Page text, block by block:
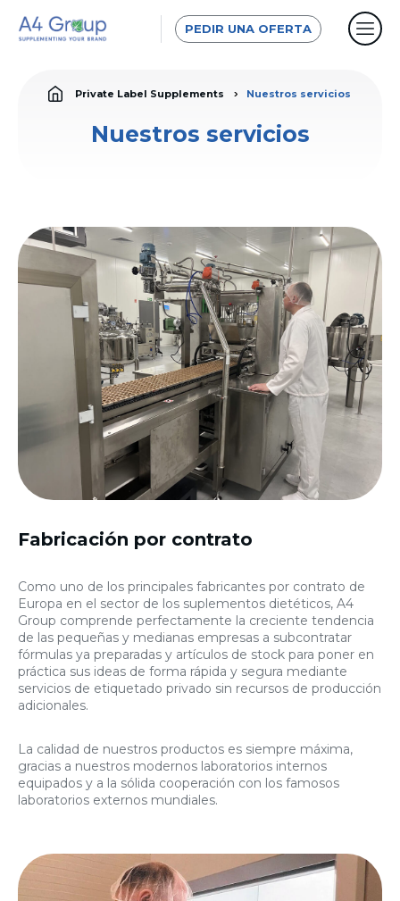
PEDIR UNA OFERTA
Private Label Supplements Nuestros servicios
Nuestros servicios
Fabricación por contrato
Como uno de los principales fabricantes por contrato de
Europa en el sector de los suplementos dietéticos, A4
Group comprende perfectamente la creciente tendencia
de las pequeñas y medianas empresas a subcontratar
fórmulas ya preparadas y artículos de stock para poner en
práctica sus ideas de forma rápida y segura mediante
servicios de etiquetado privado sin recursos de producción
adicionales.
La calidad de nuestros productos es siempre máxima,
gracias a nuestros modernos laboratorios internos
equipados y a la sólida cooperación con los famosos
laboratorios externos mundiales.